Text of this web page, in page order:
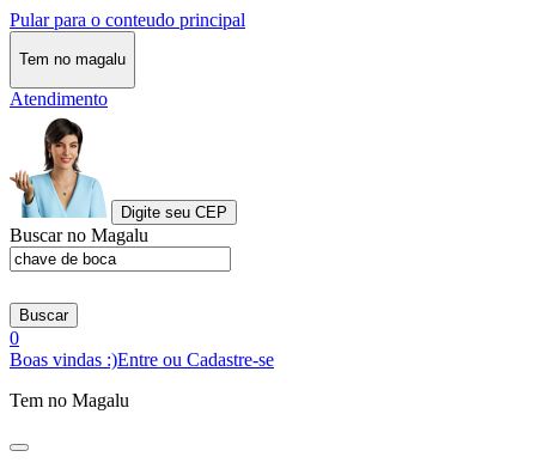
Pular para o conteudo principal
Tem no magalu
Atendimento
Digite seu CEP
Buscar no Magalu
Buscar
0
Boas vindas :)Entre ou Cadastre-se
Tem no Magalu